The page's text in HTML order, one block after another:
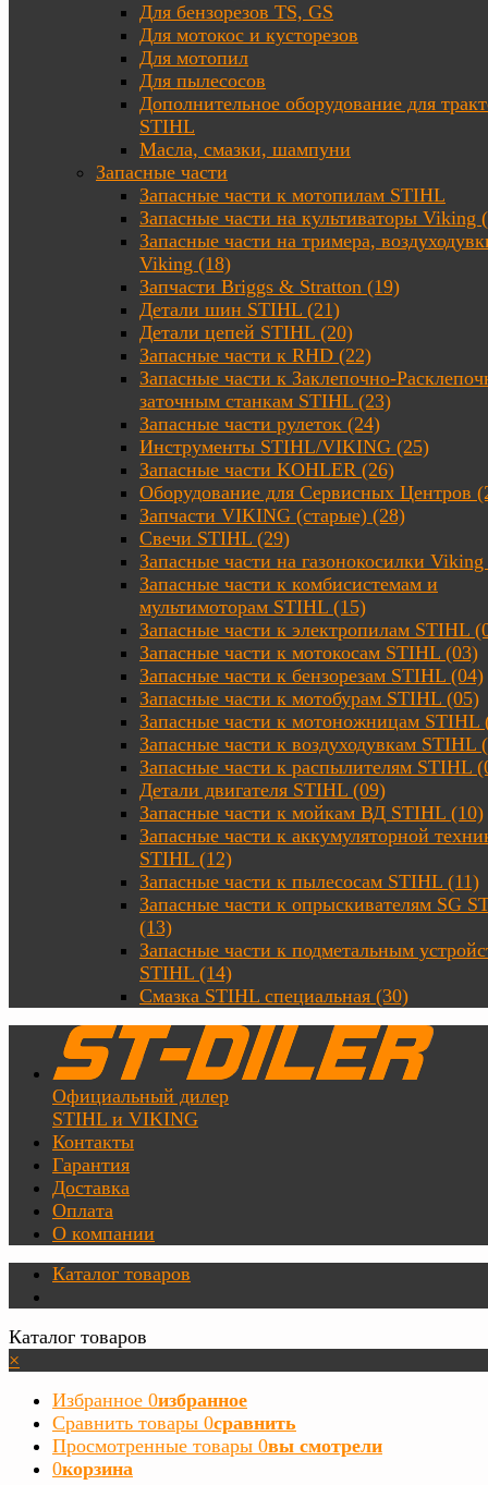
Для бензорезов TS, GS
Для мотокос и кусторезов
Для мотопил
Для пылесосов
Дополнительное оборудование для
STIHL
Масла, смазки, шампуни
Запасные части
Запасные части к мотопилам STIHL
Запасные части на культиваторы Viking
Запасные части на тримера,
Viking (18)
Запчасти Briggs & Stratton (19)
Детали шин STIHL (21)
Детали цепей STIHL (20)
Запасные части к RHD (22)
Запасные части к Заклепочно-
заточным станкам STIHL (23)
Запасные части рулеток (24)
Инструменты STIHL/VIKING (25)
Запасные части KOHLER (26)
Оборудование для Сервисных Центров
Запчасти VIKING (старые) (28)
Свечи STIHL (29)
Запасные части на газонокосилки
Запасные части к комбисистемам и
мультимоторам STIHL (15)
Запасные части к электропилам STIHL
Запасные части к мотокосам STIHL (03)
Запасные части к бензорезам STIHL (04)
Запасные части к мотобурам STIHL (05)
Запасные части к мотоножницам STIHL
Запасные части к воздуходувкам STIHL
Запасные части к распылителям STIHL
Детали двигателя STIHL (09)
Запасные части к мойкам ВД STIHL (10)
Запасные части к аккумуляторной
STIHL (12)
Запасные части к пылесосам STIHL (11)
Запасные части к опрыскивателям SG
(13)
Запасные части к подметальным
STIHL (14)
Смазка STIHL специальная (30)
Официальный дилер
STIHL и VIKING
Контакты
Гарантия
Доставка
Оплата
О компании
Каталог товаров
Каталог товаров
×
Избранное 0избранное
Сравнить товары 0сравнить
Просмотренные товары 0вы смотрели
0корзина